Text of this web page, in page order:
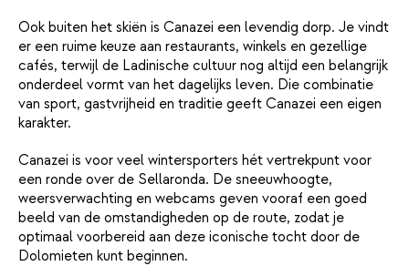
Ook buiten het skiën is Canazei een levendig dorp. Je vindt
er een ruime keuze aan restaurants, winkels en gezellige
cafés, terwijl de Ladinische cultuur nog altijd een belangrijk
onderdeel vormt van het dagelijks leven. Die combinatie
van sport, gastvrijheid en traditie geeft Canazei een eigen
karakter.
Canazei is voor veel wintersporters hét vertrekpunt voor
een ronde over de Sellaronda. De sneeuwhoogte,
weersverwachting en webcams geven vooraf een goed
beeld van de omstandigheden op de route, zodat je
optimaal voorbereid aan deze iconische tocht door de
Dolomieten kunt beginnen.